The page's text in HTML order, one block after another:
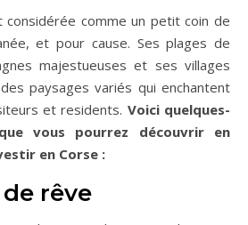
considérée comme un petit coin de
et pour cause. Ses plages de
majestueuses et ses villages
paysages variés qui enchantent
et residents. Voici quelques-
vous pourrez découvrir en
en Corse :
rêve